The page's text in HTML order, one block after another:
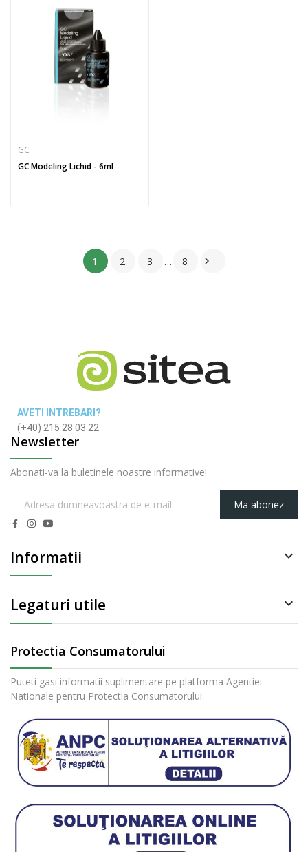
GC
GC Modeling Lichid - 6ml
1 2 3 … 8 
AVETI INTREBARI?
(+40) 215 28 03 22
Newsletter
Abonati-va la buletinele noastre informative!
Ma abonez
Informatii 
Legaturi utile 
Protectia Consumatorului
Puteti gasi informatii suplimentare pe platforma Agentiei
Nationale pentru Protectia Consumatorului: